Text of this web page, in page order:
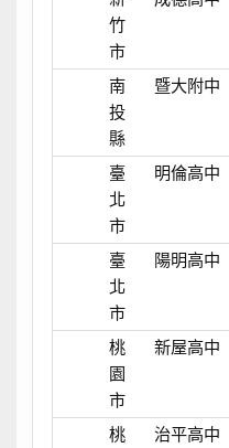
竹
市
南
投
縣
暨大附中
臺
北
市
明倫高中
臺
北
市
陽明高中
桃
園
市
新屋高中
桃
治平高中